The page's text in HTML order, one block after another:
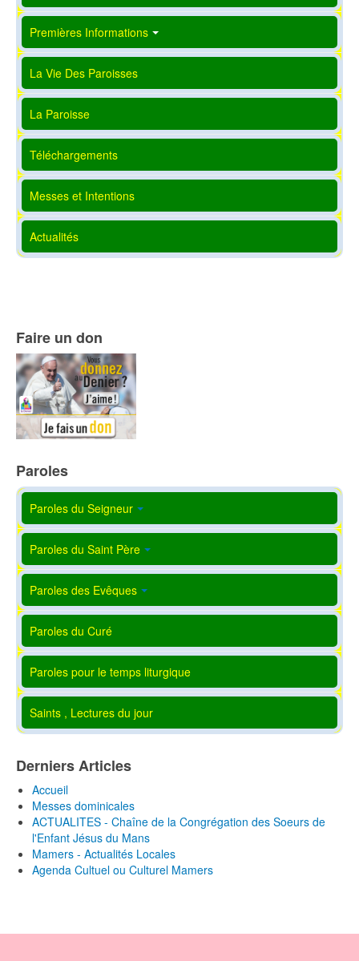
Premières Informations
La Vie Des Paroisses
La Paroisse
Téléchargements
Messes et Intentions
Actualités
Faire un don
Paroles
Paroles du Seigneur
Paroles du Saint Père
Paroles des Evêques
Paroles du Curé
Paroles pour le temps liturgique
Saints , Lectures du jour
Derniers Articles
Accueil
Messes dominicales
ACTUALITES - Chaîne de la Congrégation des Soeurs de
l'Enfant Jésus du Mans
Mamers - Actualités Locales
Agenda Cultuel ou Culturel Mamers